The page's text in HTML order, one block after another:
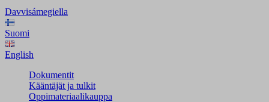
Davvisámegiella
Suomi
English
Dokumentit
Kääntäjät ja tulkit
Oppimateriaalikauppa